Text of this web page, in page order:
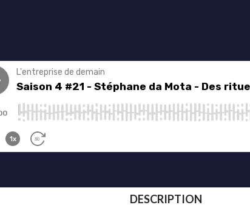
DESCRIPTION